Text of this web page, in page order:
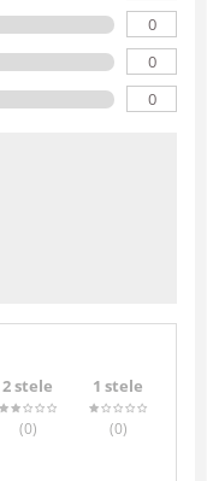
0
0
0
2 stele
(0)
1 stele
(0)